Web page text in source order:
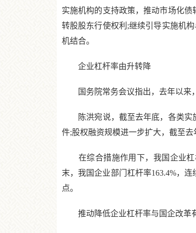
实施机构的支持政策，推动市场化
转股股东行使权利;继续引导实施机
机结合。
企业杠杆率由升转降
国务院常务会议指出，去年以来，
陈洪宛说，截至去年底，各类实施
件;股权融资规模进一步扩大，截至去
在综合措施作用下，我国企业杠
末，我国企业部门杠杆率163.4%，
点。
推动降低企业杠杆率与国企改革